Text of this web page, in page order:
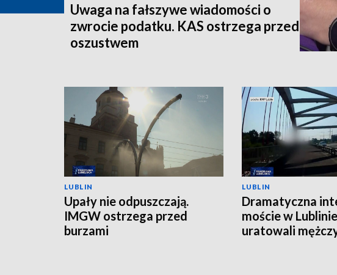
Uwaga na fałszywe wiadomości o
zwrocie podatku. KAS ostrzega przed
oszustwem
LUBLIN
Upały nie odpuszczają.
IMGW ostrzega przed
burzami
LUBLIN
Dramatyczna
moście w
uratowali